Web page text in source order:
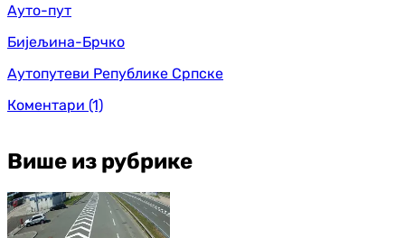
Ауто-пут
Бијељина-Брчко
Аутопутеви Републике Српске
Коментари (1)
Више из рубрике